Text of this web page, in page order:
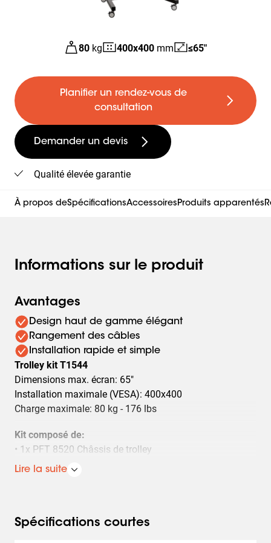
80 kg 400x400 mm ≤65"
Planifier un rendez-vous de
consultation
Demander un devis
Qualité élevée garantie
À propos deSpécificationsAccessoiresProduits apparentés
Informations sur le produit
Avantages
Design haut de gamme élégant
Rangement des câbles
Installation rapide et simple
Trolley kit T1544
Dimensions max. écran: 65"
Installation maximale (VESA): 400x400
Charge maximale: 80 kg - 176 lbs
Kit composé de:
• 1x PFT 8520 Châssis de trolley
• 1x PUC 2715 Tube 150 cm
Safe Mobility and Flexible Deployment
The T1544 features smooth-rolling swivel castors that
Lire la suite
Spécifications courtes